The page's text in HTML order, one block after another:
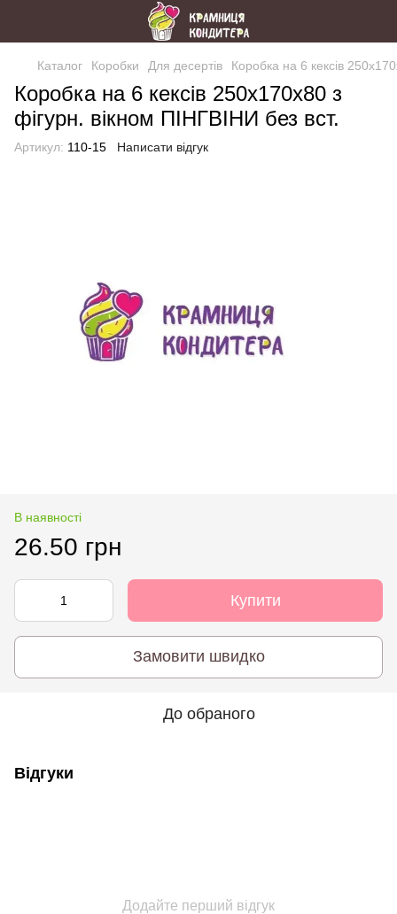
Каталог Коробки Для десертів Коробка на 6 кексів
Коробка на 6 кексів 250х170х80 з
фігурн. вікном ПІНГВІНИ без вст.
Артикул: 110-15 Написати відгук
В наявності
26.50 грн
Купити
Замовити швидко
До обраного
Відгуки
Додайте перший відгук